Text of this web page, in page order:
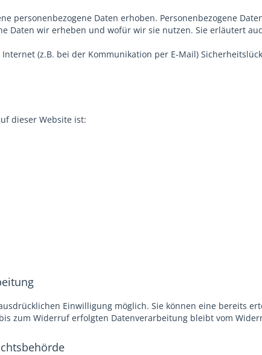
personenbezogene Daten erhoben. Personenbezogene
Daten wir erheben und wofür wir sie nutzen. Sie erläutert
(z.B. bei der Kommunikation per E-Mail)
dieser Website ist:
Einwilligung möglich. Sie können eine bereits
zum Widerruf erfolgten Datenverarbeitung bleibt vom